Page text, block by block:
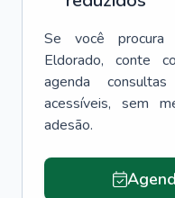
Se você
Eldorado, conte
agenda
acessíveis, sem
adesão.